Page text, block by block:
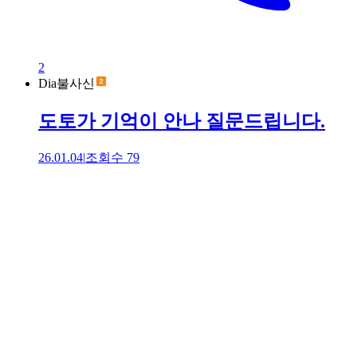
2
Dia불사신
도토가 기억이 안나 질문드립니다.
26.01.04|조회수 79